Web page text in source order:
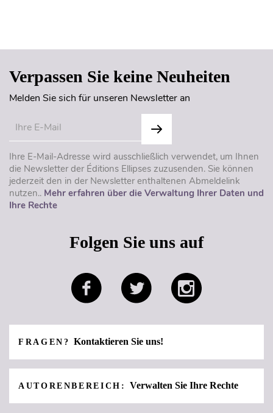
Verpassen Sie keine Neuheiten
Melden Sie sich für unseren Newsletter an
Ihre E-Mail-Adresse wird ausschließlich verwendet, um Ihnen
die Newsletter der Éditions Ellipses zuzusenden. Sie können
jederzeit den in der Newsletter enthaltenen Abmeldelink
nutzen.. Mehr erfahren über die Verwaltung Ihrer Daten und
Ihre Rechte
Folgen Sie uns auf
FRAGEN?Kontaktieren Sie uns!
AUTORENBEREICH:Verwalten Sie Ihre Rechte